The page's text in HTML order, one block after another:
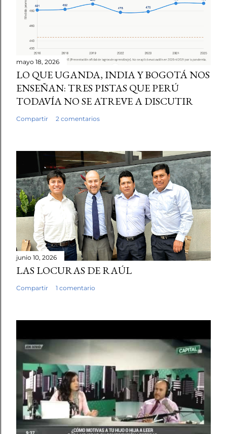
mayo 18, 2026
LO QUE UGANDA, INDIA Y BOGOTÁ NOS
ENSEÑAN: TRES PISTAS QUE PERÚ
TODAVÍA NO SE ATREVE A DISCUTIR
Compartir 2 comentarios
junio 10, 2026
LAS LOCURAS DE RAÚL
Compartir 1 comentario